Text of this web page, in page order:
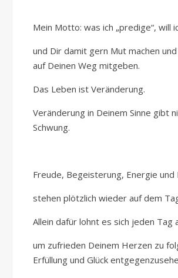
Mein Motto: was ich „predige“, will
und Dir damit gern Mut machen
auf Deinen Weg mitgeben.
Das Leben ist Veränderung.
Veränderung in Deinem Sinne gibt
Schwung.
Freude, Begeisterung, Energie und
stehen plötzlich wieder auf dem
Allein dafür lohnt es sich jeden Tag
um zufrieden Deinem Herzen zu
Erfüllung und Glück